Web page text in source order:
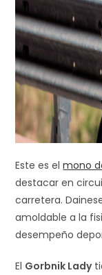
Este es elmono
destacar en
carretera.
amoldable a la
desempeño
El Gorbnik Lady